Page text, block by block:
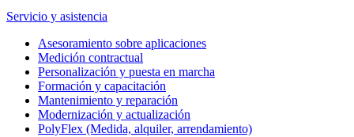
Servicio y asistencia
Asesoramiento sobre aplicaciones
Medición contractual
Personalización y puesta en marcha
Formación y capacitación
Mantenimiento y reparación
Modernización y actualización
PolyFlex (Medida, alquiler, arrendamiento)